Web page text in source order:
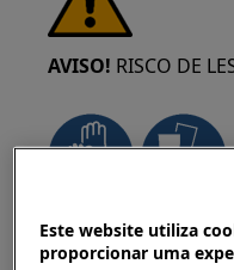
AVISO! RISCO DE
Tenha sempre
eletrodomésticos.
Este website utiliza
proporcionar uma